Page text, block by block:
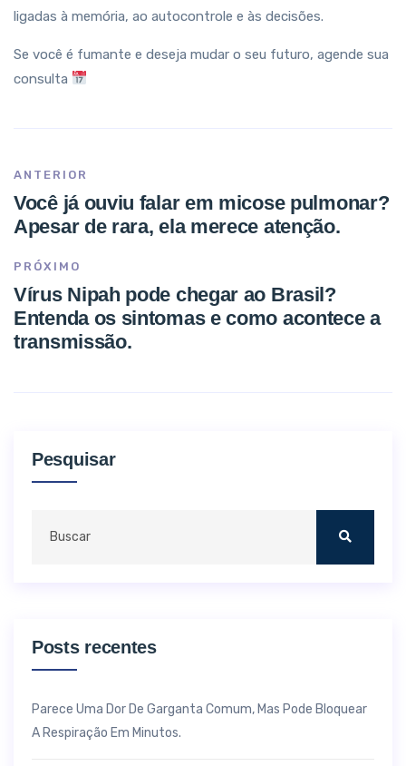
ligadas à memória, ao autocontrole e às decisões.
Se você é fumante e deseja mudar o seu futuro, agende sua
consulta
ANTERIOR
Você já ouviu falar em micose pulmonar?
Apesar de rara, ela merece atenção.
PRÓXIMO
Vírus Nipah pode chegar ao Brasil?
Entenda os sintomas e como acontece a
transmissão.
Pesquisar
Posts recentes
Parece Uma Dor De Garganta Comum, Mas Pode Bloquear
A Respiração Em Minutos.